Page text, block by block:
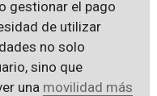
gestionar el pago
de utilizar
no solo
sino que
una movilidad más